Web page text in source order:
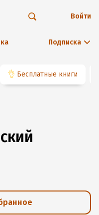
Подписка
Войти
👌 Бесплатные книги